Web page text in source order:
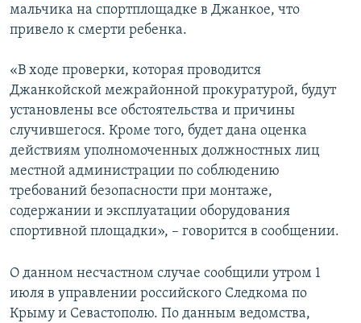
мальчика на спортплощадке в Джанкое, что
привело к смерти ребенка.
«В ходе проверки, которая проводится
Джанкойской межрайонной прокуратурой, будут
установлены все обстоятельства и причины
случившегося. Кроме того, будет дана оценка
действиям уполномоченных должностных лиц
местной администрации по соблюдению
требований безопасности при монтаже,
содержании и эксплуатации оборудования
спортивной площадки», – говорится в сообщении.
О данном несчастном случае сообщили утром 1
июля в управлении российского Следкома по
Крыму и Севастополю. По данным ведомства,